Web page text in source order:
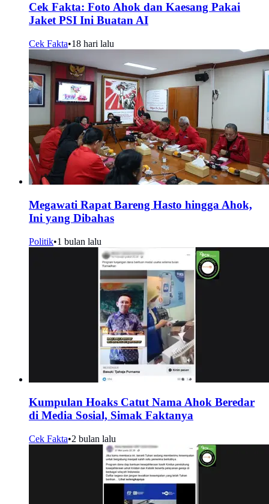
Cek Fakta: Foto Ahok dan Kaesang Pakai
Jaket PSI Ini Buatan AI
Cek Fakta•18 hari lalu
Megawati Rapat Bareng Hasto hingga Ahok,
Ini yang Dibahas
Politik•1 bulan lalu
Kumpulan Hoaks Catut Nama Ahok Beredar
di Media Sosial, Simak Faktanya
Cek Fakta•2 bulan lalu